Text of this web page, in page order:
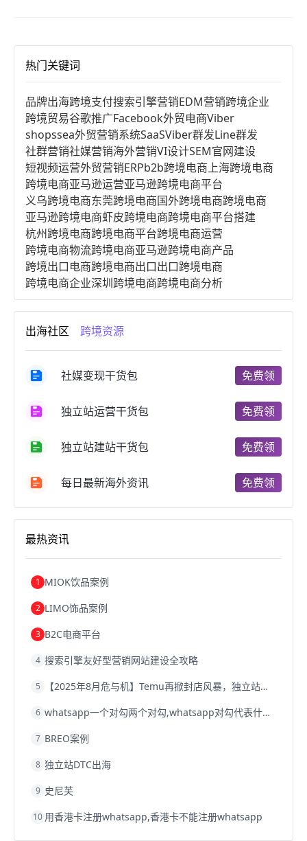
热门关键词
品牌出海跨境支付搜索引擎营销EDM营销跨境企业
跨境贸易谷歌推广Facebook外贸电商Viber
shopssea外贸营销系统SaaSViber群发Line群发
社群营销社媒营销海外营销VI设计SEM官网建设
短视频运营外贸营销ERPb2b跨境电商上海跨境电商
跨境电商亚马逊运营亚马逊跨境电商平台
义乌跨境电商东莞跨境电商国外跨境电商跨境电商
亚马逊跨境电商虾皮跨境电商跨境电商平台搭建
杭州跨境电商跨境电商平台跨境电商运营
跨境电商物流跨境电商亚马逊跨境电商产品
跨境出口电商跨境电商出口出口跨境电商
跨境电商企业深圳跨境电商跨境电商分析
进口跨境电商跨境电商服务广州跨境电商
跨境电商市场跨境电商创业跨境电商注册
跨境电商开店跨境电商营销
跨境电商商品个人跨境电商跨境电商案例
郑州跨境电商跨境电商趋势
跨境电商费用美国跨境电商
天津跨境电商东南亚跨境电商
跨境电商b2b阿里巴巴跨境电商
跨境电商关税
跨境电商建站
浙江跨境电商宁波跨境电商跨境电商的模式
跨境电商优势跨境电商的优势
出海社区 跨境资源
社媒变现干货包 免费领
独立站运营干货包 免费领
独立站建站干货包 免费领
每日最新海外资讯 免费领
最热资讯
1 MIOK饮品案例
2 LIMO饰品案例
3 B2C电商平台
4 搜索引擎友好型营销网站建设全攻略
5 【2025年8月危与机】Temu再掀封店风暴，独立站才是跨境卖家的避险通道
6 whatsapp一个对勾两个对勾,whatsapp对勾代表什么意思
7 BREO案例
8 独立站DTC出海
9 史尼芙
10 用香港卡注册whatsapp,香港卡不能注册whatsapp